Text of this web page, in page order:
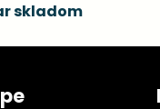
skladom